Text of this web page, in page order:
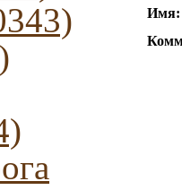
Имя: